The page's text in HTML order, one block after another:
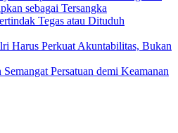
sebagai Tersangka
Tegas atau Dituduh
Harus Perkuat Akuntabilitas, Bukan
Persatuan demi Keamanan